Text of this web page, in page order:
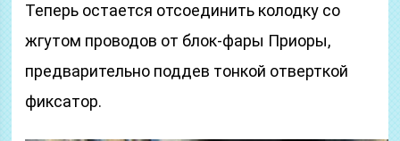
Теперь остается отсоединить колодку со
жгутом проводов от блок-фары Приоры,
предварительно поддев тонкой отверткой
фиксатор.